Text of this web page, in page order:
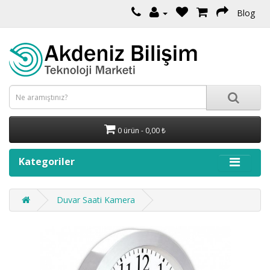
Blog
0 ürün - 0,00 ₺
Kategoriler
Duvar Saati Kamera